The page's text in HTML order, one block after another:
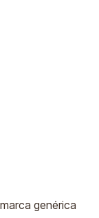
genérica